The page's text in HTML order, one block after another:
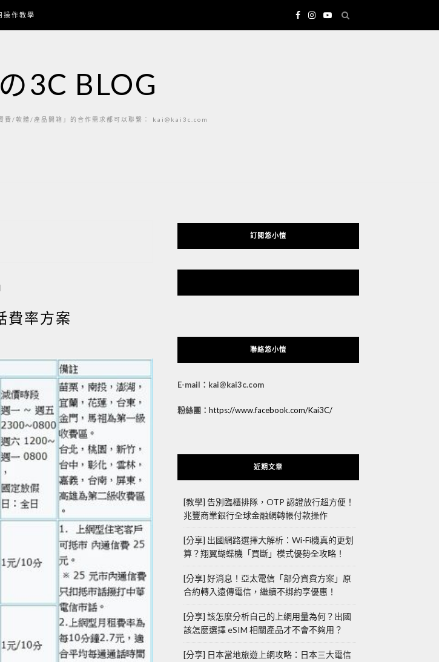
操作教學
3C BLOG
費/軟體/產品開箱」的合作需求都可以聯繫： kai@kai3c.com
費率方案
訂閱悠小愷
聯絡悠小愷
E-mail：kai@kai3c.com
粉絲團： https://www.facebook.com/Kai3C/
近期文章
[教學] 告別臨櫃排隊，OTP 認證放行超方便！
兆豐商業銀行全球金融網轉帳付款操作
[分享] 出國網路選擇大解析：Wi-Fi機真的更划
算？翔翼蝴蝶機「買斷」模式優勢全攻略！
[分享] 好消息！亞太電信「部分資費方案」原
合約轉入遠傳電信，繼續不綁約享優惠！
[分享] 該怎麼分析自己的上網用量為何？出國
該怎麼選擇 eSIM 相關產品才不會不夠用？
[分享] 日本當地旅遊上網攻略：日本三大電信